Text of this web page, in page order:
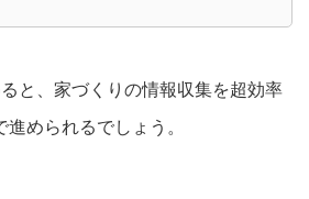
と、家づくりの情報収集を超効率
められるでしょう。